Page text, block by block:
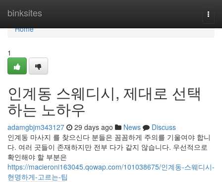
binksites
Home
Home
1
인계동 스웨디시, 제대로 선택
하는 노하우
adamgbjm343127 29 days ago News
Discuss
인계동 마사지 를 찾으신다 분들은 꼼꼼하게 주의를 기울여야 합니
다. 여러 곳들이 존재하지만 전부 다가 같지 않습니다. 우선적으로
확인해야 할 부분은
https://macieroni163045.qowap.com/101038675/인계동-스웨디시-
현명하게-고르는-팁